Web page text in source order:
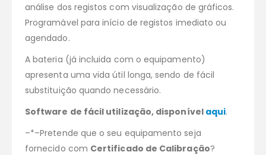
análise dos registos com visualização de gráficos.
Programável para início de registos imediato ou
agendado.
A bateria (já incluida com o equipamento)
apresenta uma vida útil longa, sendo de fácil
substituição quando necessário.
Software de fácil utilização, disponível aqui.
–*–Pretende que o seu equipamento seja
fornecido com Certificado de Calibração?